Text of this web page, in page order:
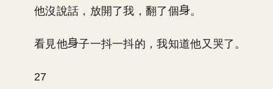
他沒說話，放開了我，翻了個 。
看見他 子一抖一抖的，我知道他又哭了。
27